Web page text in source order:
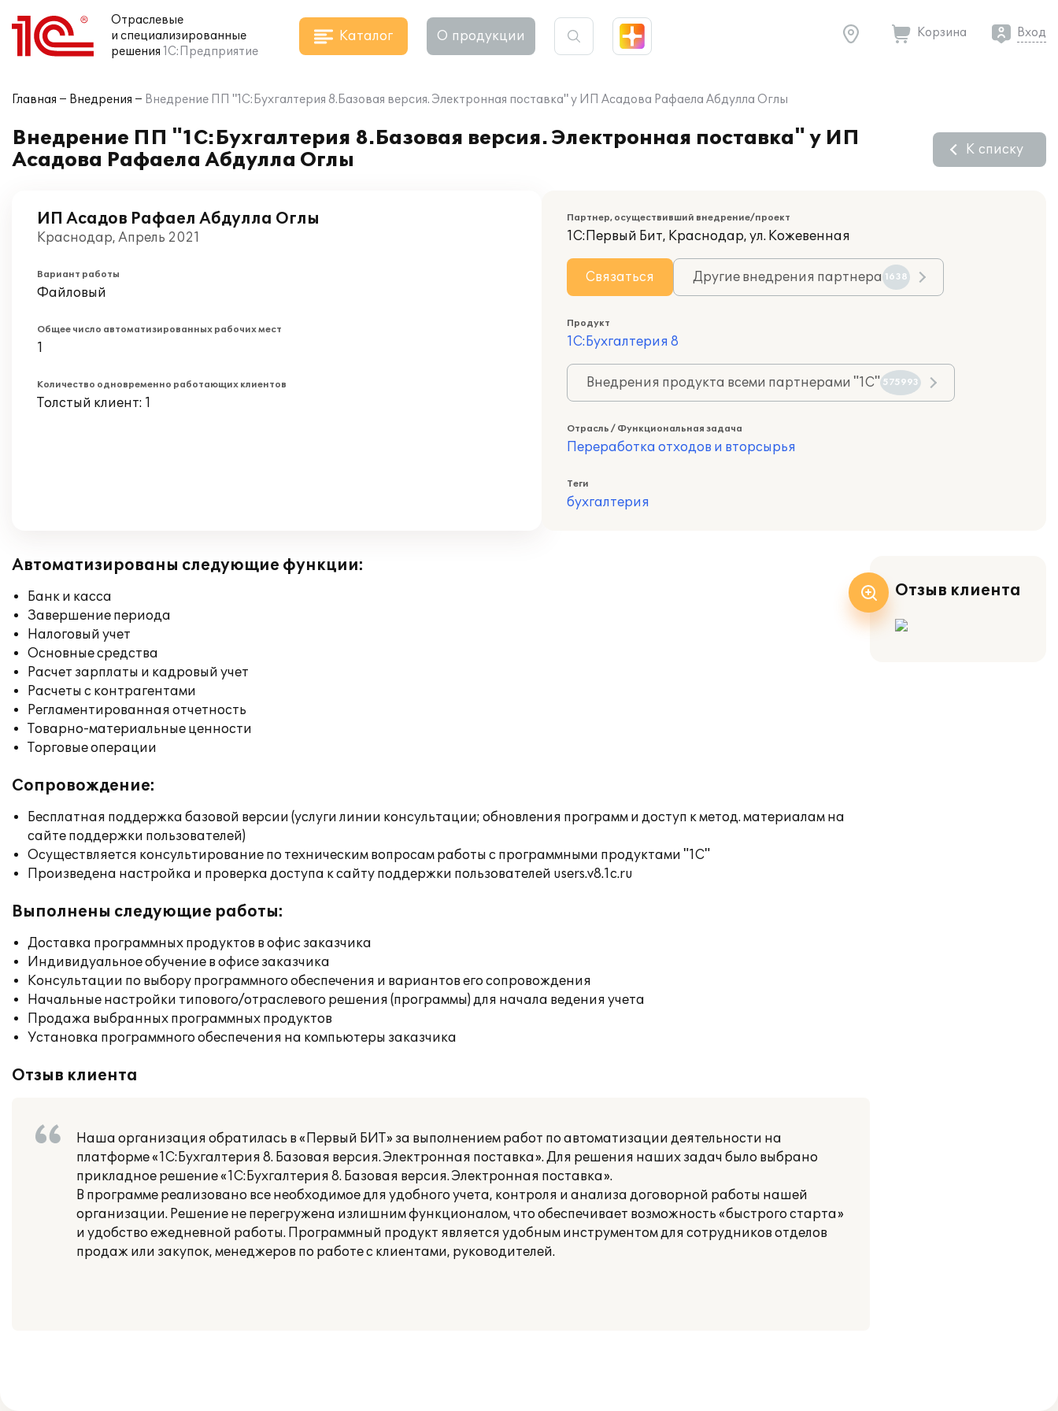
Отраслевые
и специализированные
решения 1С:Предприятие
Каталог О продукции Корзина Вход
Главная Внедрения Внедрение ПП "1С:Бухгалтерия 8.Базовая версия. Электронная поставка" у ИП Асадова Рафаела Абдулла Оглы
Внедрение ПП "1С:Бухгалтерия 8.Базовая версия. Электронная поставка" у ИП
Асадова Рафаела Абдулла Оглы
К списку
ИП Асадов Рафаел Абдулла Оглы
Краснодар, Апрель 2021
Вариант работы
Файловый
Общее число автоматизированных рабочих мест
1
Количество одновременно работающих клиентов
Толстый клиент: 1
Партнер, осуществивший внедрение/проект
1С:Первый Бит, Краснодар, ул. Кожевенная
Связаться Другие внедрения партнера 1638
Продукт
1С:Бухгалтерия 8
Внедрения продукта всеми партнерами "1С" 575993
Отрасль / Функциональная задача
Переработка отходов и вторсырья
Теги
бухгалтерия
Автоматизированы следующие функции:
Банк и касса
Завершение периода
Налоговый учет
Основные средства
Расчет зарплаты и кадровый учет
Расчеты с контрагентами
Регламентированная отчетность
Товарно-материальные ценности
Торговые операции
Сопровождение:
Бесплатная поддержка базовой версии (услуги линии консультации; обновления программ и доступ к метод. материалам на
сайте поддержки пользователей)
Осуществляется консультирование по техническим вопросам работы с программными продуктами "1С"
Произведена настройка и проверка доступа к сайту поддержки пользователей users.v8.1c.ru
Выполнены следующие работы:
Доставка программных продуктов в офис заказчика
Индивидуальное обучение в офисе заказчика
Консультации по выбору программного обеспечения и вариантов его сопровождения
Начальные настройки типового/отраслевого решения (программы) для начала ведения учета
Продажа выбранных программных продуктов
Установка программного обеспечения на компьютеры заказчика
Отзыв клиента
Наша организация обратилась в «Первый БИТ» за выполнением работ по автоматизации деятельности на
платформе «1С:Бухгалтерия 8. Базовая версия. Электронная поставка». Для решения наших задач было выбрано
прикладное решение «1С:Бухгалтерия 8. Базовая версия. Электронная поставка».
В программе реализовано все необходимое для удобного учета, контроля и анализа договорной работы нашей
организации. Решение не перегружена излишним функционалом, что обеспечивает возможность «быстрого старта»
и удобство ежедневной работы. Программный продукт является удобным инструментом для сотрудников отделов
продаж или закупок, менеджеров по работе с клиентами, руководителей.
Отзыв клиента